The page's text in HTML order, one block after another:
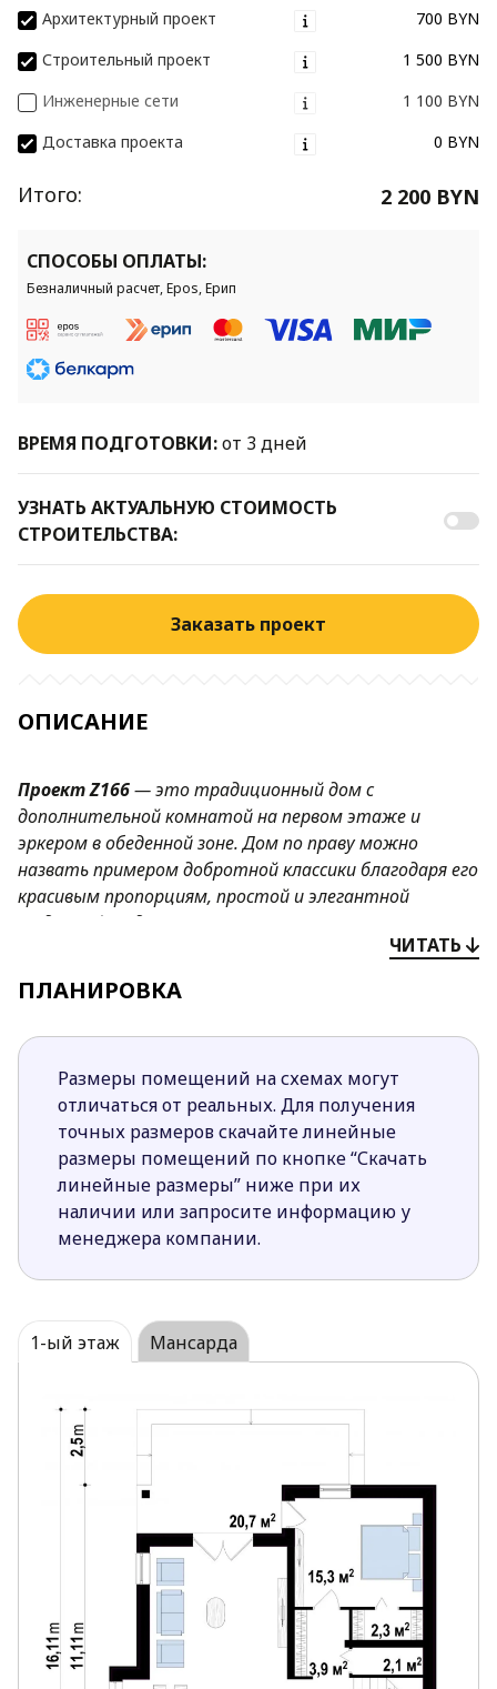
Архитектурный проект
700 BYN
Строительный проект
1 500 BYN
Инженерные сети
1 100 BYN
Доставка проекта
0 BYN
Итого: 2 200 BYN
СПОСОБЫ ОПЛАТЫ:
Безналичный расчет, Epos, Ерип
ВРЕМЯ ПОДГОТОВКИ:от 3 дней
УЗНАТЬ АКТУАЛЬНУЮ СТОИМОСТЬ
СТРОИТЕЛЬСТВА:
Заказать проект
ОПИСАНИЕ
ПроектZ166—это традиционный дом с
дополнительной комнатой на первом этаже и
эркером в обеденной зоне. Дом по праву можно
назвать примером добротной классики благодаря его
красивым пропорциям, простой и элегантной
отделке фасадов
пространство гостиной и улучшает ее
сделать закрытой, отделив стенной
перегородкой.
Эркер в обеденной зоне позволяет более уютно
организовать столовую, большое окно сделает
ее более светлой.
Крытая терраса, оформленная аркадой,
подарит незабываемые минуты летнего
отдыха на свежем воздухе. Позволит, также,
невзирая на непогоду.
Дополнительная комната на первом этаже
организовать ежедневную домашнюю
деятельность. Для дополнительного удобства
она оборудована собственной гардеробной и
выходом на террасы, хотя при желании от них
Одна из спален мансарды имеет выход на
Просторные спальни мансарды удобны и
комфортны, дают свободу творческой
фантазии для их обустройства и дизайна.
Большая ванная комната сможет вместить
ЧИТАТЬ
ПЛАНИРОВКА
Размеры помещений на схемах могут
отличаться от реальных. Для получения
точных размеров скачайте линейные
размеры помещений по кнопке “Скачать
линейные размеры” ниже при их
наличии или запросите информацию у
менеджера компании.
1-ый этаж Мансарда